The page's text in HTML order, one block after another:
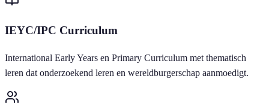
IEYC/IPC Curriculum
International Early Years en Primary Curriculum met thematisch
leren dat onderzoekend leren en wereldburgerschap aanmoedigt.